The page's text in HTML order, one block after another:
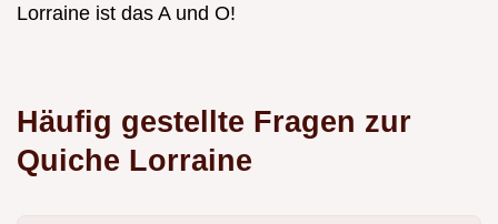
Lorraine ist das A und O!
Häufig gestellte Fragen zur
Quiche Lorraine